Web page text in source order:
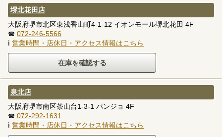
堺北花田店
大阪府堺市北区東浅香山町4-1-12 イオンモール堺北花田 4F
☎ 072-246-5566
ℹ 営業時間・店休日・アクセス情報はこちら
泉北店
大阪府堺市南区茶山台1-3-1 パンジョ 4F
☎ 072-292-1631
ℹ 営業時間・店休日・アクセス情報はこちら